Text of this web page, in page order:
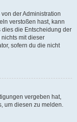
der Administration
verstoßen hast, kann
die Entscheidung der
mit dieser
sofern du die nicht
vergeben hat,
um diesen zu melden.